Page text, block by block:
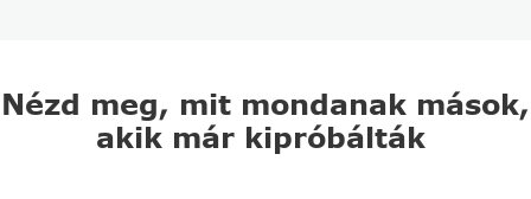
Nézd meg, mit mondanak mások,
akik már kipróbálták